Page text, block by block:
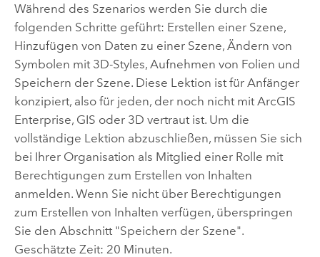
Während des Szenarios werden Sie durch die
folgenden Schritte geführt: Erstellen einer Szene,
Hinzufügen von Daten zu einer Szene, Ändern von
Symbolen mit 3D-Styles, Aufnehmen von Folien und
Speichern der Szene. Diese Lektion ist für Anfänger
konzipiert, also für jeden, der noch nicht mit ArcGIS
Enterprise, GIS oder 3D vertraut ist. Um die
vollständige Lektion abzuschließen, müssen Sie sich
bei Ihrer Organisation als Mitglied einer Rolle mit
Berechtigungen zum Erstellen von Inhalten
anmelden. Wenn Sie nicht über Berechtigungen
zum Erstellen von Inhalten verfügen, überspringen
Sie den Abschnitt "Speichern der Szene".
Geschätzte Zeit: 20 Minuten.